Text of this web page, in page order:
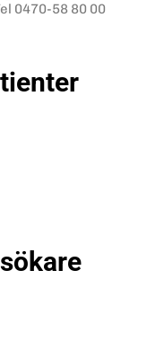
0470-58 80 00